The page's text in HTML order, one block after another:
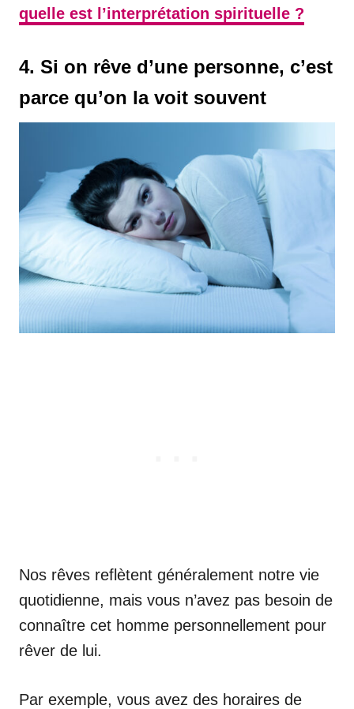
quelle est l’interprétation spirituelle ?
4. Si on rêve d’une personne, c’est
parce qu’on la voit souvent
Nos rêves reflètent généralement notre vie
quotidienne, mais vous n’avez pas besoin de
connaître cet homme personnellement pour
rêver de lui.
Par exemple, vous avez des horaires de